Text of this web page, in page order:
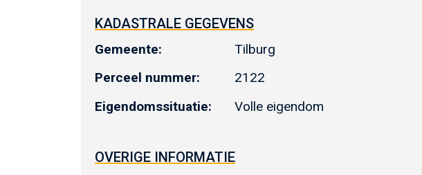
KADASTRALE GEGEVENS
Gemeente: Tilburg
Perceel nummer:
2122
Eigendomssituatie:
Volle eigendom
OVERIGE INFORMATIE